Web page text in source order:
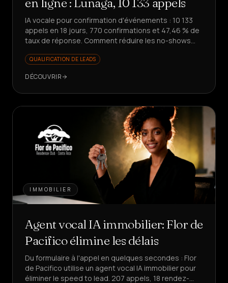
IA vocale pour confirmation d'événements : 10 133
appels en 18 jours, 770 confirmations et 47,46 % de
taux de réponse. Comment réduire les no-shows
QUALIFICATION DE LEADS
DÉCOUVRIR
IMMOBILIER
Agent vocal IA immobilier: Flor de
Pacifico élimine les délais
Du formulaire à l'appel en quelques secondes : Flor
de Pacifico utilise un agent vocal IA immobilier pour
éliminer le speed to lead. 207 appels, 18 rendez-